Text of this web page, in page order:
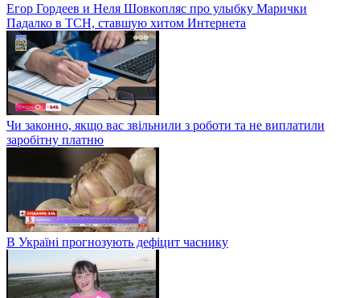
Егор Гордеев и Неля Шовкопляс про улыбку Марички
Падалко в ТСН, ставшую хитом Интернета
Чи законно, якщо вас звільнили з роботи та не виплатили
заробітну платню
В Україні прогнозують дефіцит часнику